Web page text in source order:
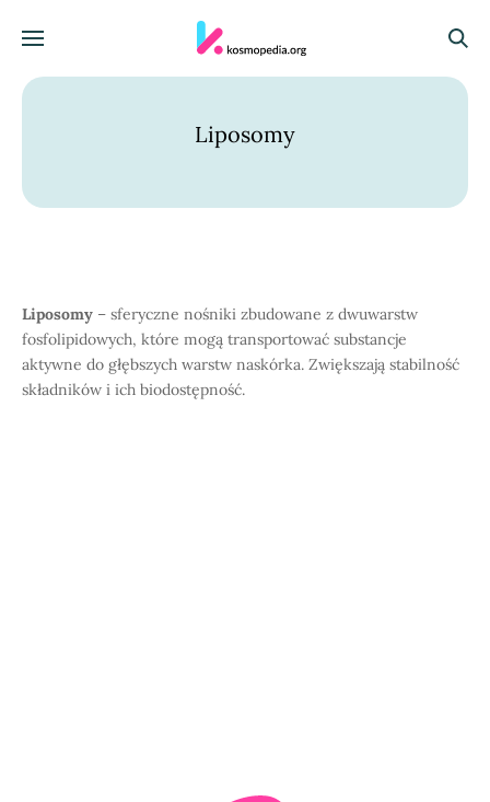
Menu
Liposomy
Liposomy – sferyczne nośniki zbudowane z dwuwarstw
fosfolipidowych, które mogą transportować substancje
aktywne do głębszych warstw naskórka. Zwiększają stabilność
składników i ich biodostępność.